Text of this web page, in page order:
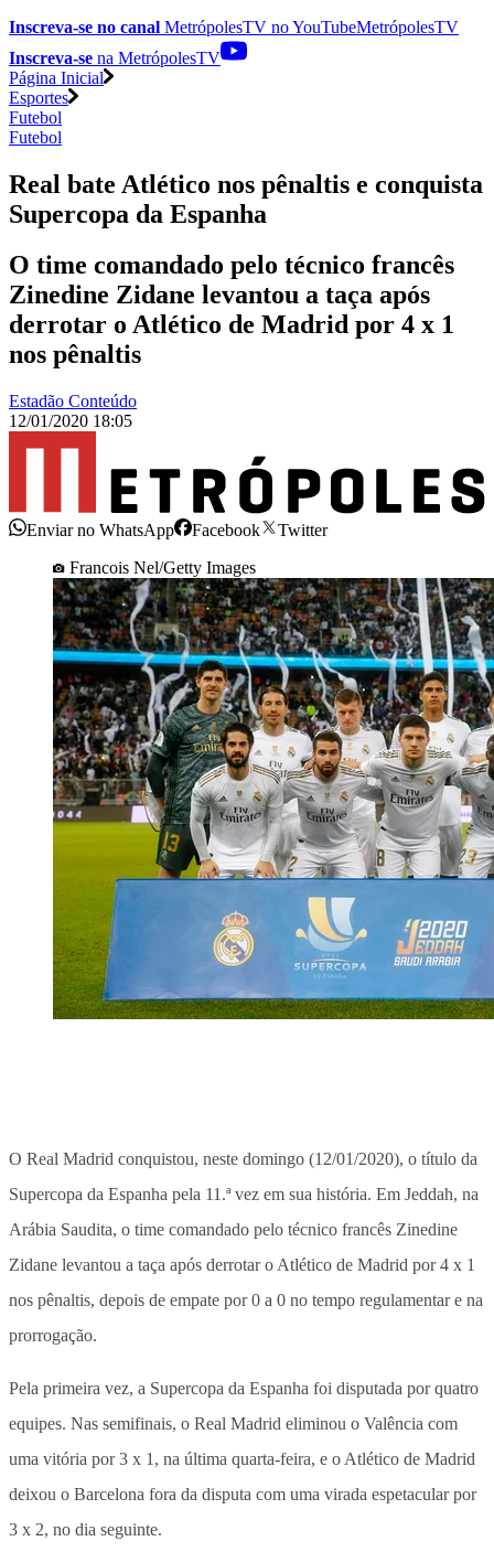
Inscreva-se no canal MetrópolesTV noYouTubeMetrópolesTV
Inscreva-se na MetrópolesTV
Página Inicial
Esportes
Futebol
Futebol
Real bate Atlético nos pênaltis e conquista
Supercopa da Espanha
O time comandado pelo técnico francês
Zinedine Zidane levantou a taça após
derrotar o Atlético de Madrid por 4 x 1
nos pênaltis
Estadão Conteúdo
12/01/2020 18:05
Enviar no WhatsApp Facebook
Twitter
Francois Nel/Getty Images
O Real Madrid conquistou, neste domingo (12/01/2020), o título da
Supercopa da Espanha pela 11.ª vez em sua história. Em Jeddah, na
Arábia Saudita, o time comandado pelo técnico francês Zinedine
Zidane levantou a taça após derrotar o Atlético de Madrid por 4 x 1
nos pênaltis, depois de empate por 0 a 0 no tempo regulamentar e na
prorrogação.
Pela primeira vez, a Supercopa da Espanha foi disputada por quatro
equipes. Nas semifinais, o Real Madrid eliminou o Valência com
uma vitória por 3 x 1, na última quarta-feira, e o Atlético de Madrid
deixou o Barcelona fora da disputa com uma virada espetacular por
3 x 2, no dia seguinte.